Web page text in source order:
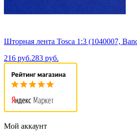
Шторная лента Tosca 1:3 (1040007,
216 руб.283 руб.
Мой аккаунт